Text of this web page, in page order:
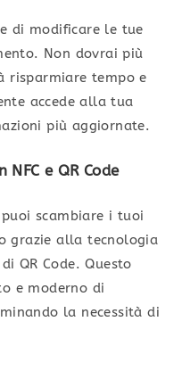
di modificare le tue
Non dovrai più
risparmiare tempo e
accede alla tua
più aggiornate.
e QR Code
scambiare i tuoi
grazie alla tecnologia
QR Code. Questo
e moderno di
la necessità di